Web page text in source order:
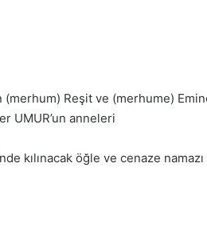
Reşit ve (merhume)
UMUR’un anneleri
kılınacak öğle ve cenaze namazı